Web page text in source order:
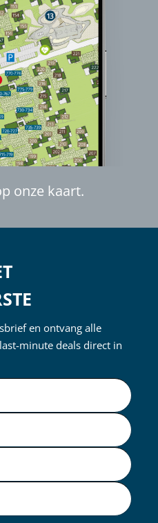
onze kaart.
en ontvang alle
minute deals direct in